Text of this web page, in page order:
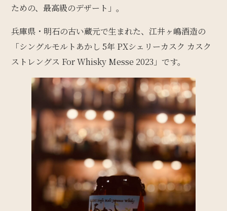
ための、最高級のデザート」。
兵庫県・明石の古い蔵元で生まれた、江井ヶ嶋酒造の
「シングルモルトあかし 5年 PXシェリーカスク カスク
ストレングス For Whisky Messe 2023」です。